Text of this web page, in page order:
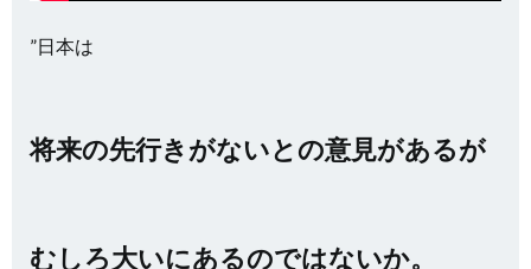
”日本は
将来の先行きがないとの意見があるが
むしろ大いにあるのではないか。